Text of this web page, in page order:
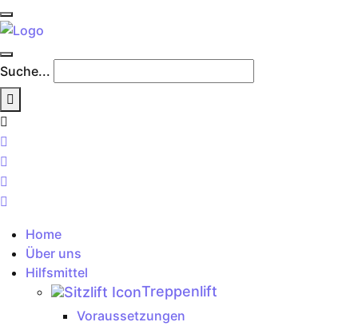
Suche...
Home
Über uns
Hilfsmittel
Treppenlift
Voraussetzungen